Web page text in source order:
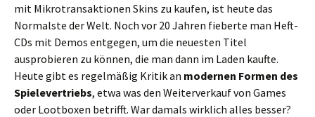
mit Mikrotransaktionen Skins zu kaufen, ist heute das
Normalste der Welt. Noch vor 20 Jahren fieberte man Heft-
CDs mit Demos entgegen, um die neuesten Titel
ausprobieren zu können, die man dann im Laden kaufte.
Heute gibt es regelmäßig Kritik an modernen Formen des
Spielevertriebs, etwa was den Weiterverkauf von Games
oder Lootboxen betrifft. War damals wirklich alles besser?